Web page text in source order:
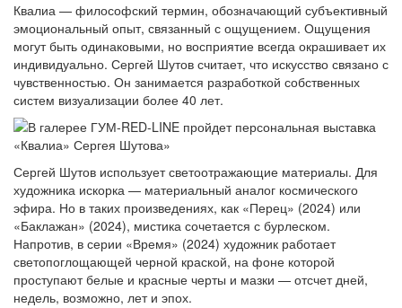
Квалиа — философский термин, обозначающий субъективный
эмоциональный опыт, связанный с ощущением. Ощущения
могут быть одинаковыми, но восприятие всегда окрашивает их
индивидуально. Сергей Шутов считает, что искусство связано с
чувственностью. Он занимается разработкой собственных
систем визуализации более 40 лет.
Сергей Шутов использует светоотражающие материалы. Для
художника искорка — материальный аналог космического
эфира. Но в таких произведениях, как «Перец» (2024) или
«Баклажан» (2024), мистика сочетается с бурлеском.
Напротив, в серии «Время» (2024) художник работает
светопоглощающей черной краской, на фоне которой
проступают белые и красные черты и мазки — отсчет дней,
недель, возможно, лет и эпох.